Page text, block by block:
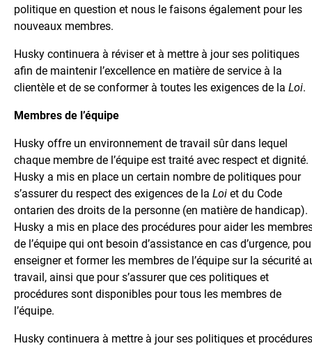
politique en question et nous le faisons également pour les
nouveaux membres.
Husky continuera à réviser et à mettre à jour ses politiques
afin de maintenir l’excellence en matière de service à la
clientèle et de se conformer à toutes les exigences de la Loi.
Membres de l’équipe
Husky offre un environnement de travail sûr dans lequel
chaque membre de l’équipe est traité avec respect et dignité.
Husky a mis en place un certain nombre de politiques pour
s’assurer du respect des exigences de la Loi et du Code
ontarien des droits de la personne (en matière de handicap).
Husky a mis en place des procédures pour aider les
de l’équipe qui ont besoin d’assistance en cas d’urgence,
enseigner et former les membres de l’équipe sur la sécurité
travail, ainsi que pour s’assurer que ces politiques et
procédures sont disponibles pour tous les membres de
l’équipe.
Husky continuera à mettre à jour ses politiques et procédures